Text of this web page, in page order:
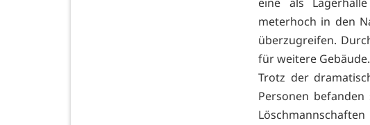
meterhoch in den
überzugreifen.
für weitere Gebäude.
Trotz der
Personen